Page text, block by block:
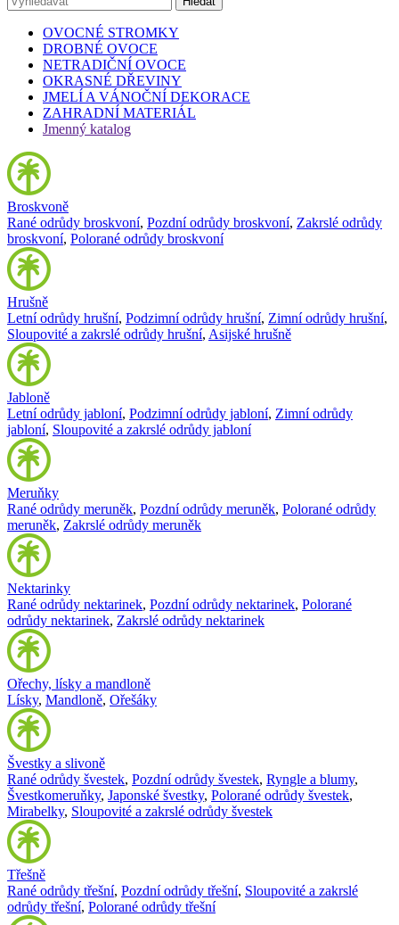
OVOCNÉ STROMKY
DROBNÉ OVOCE
NETRADIČNÍ OVOCE
OKRASNÉ DŘEVINY
JMELÍ A VÁNOČNÍ DEKORACE
ZAHRADNÍ MATERIÁL
Jmenný katalog
Broskvoně
Rané odrůdy broskvoní, Pozdní odrůdy broskvoní, Zakrslé odrůdy
broskvoní, Polorané odrůdy broskvoní
Hrušně
Letní odrůdy hrušní, Podzimní odrůdy hrušní, Zimní odrůdy hrušní,
Sloupovité a zakrslé odrůdy hrušní, Asijské hrušně
Jabloně
Letní odrůdy jabloní, Podzimní odrůdy jabloní, Zimní odrůdy
jabloní, Sloupovité a zakrslé odrůdy jabloní
Meruňky
Rané odrůdy meruněk, Pozdní odrůdy meruněk, Polorané odrůdy
meruněk, Zakrslé odrůdy meruněk
Nektarinky
Rané odrůdy nektarinek, Pozdní odrůdy nektarinek, Polorané
odrůdy nektarinek, Zakrslé odrůdy nektarinek
Ořechy, lísky a mandloně
Lísky, Mandloně, Ořešáky
Švestky a slivoně
Rané odrůdy švestek, Pozdní odrůdy švestek, Ryngle a blumy,
Švestkomeruňky, Japonské švestky, Polorané odrůdy švestek,
Mirabelky, Sloupovité a zakrslé odrůdy švestek
Třešně
Rané odrůdy třešní, Pozdní odrůdy třešní, Sloupovité a zakrslé
odrůdy třešní, Polorané odrůdy třešní